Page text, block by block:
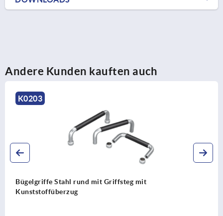
Andere Kunden kauften auch
Bügelgriffe Kunststoff antibakteriell